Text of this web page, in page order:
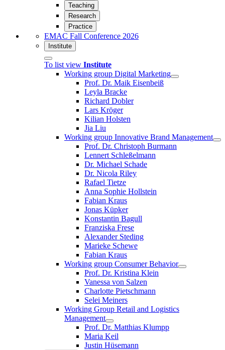
Teaching
Research
Practice
EMAC Fall Conference 2026
Institute
To list view Institute
Working group Digital Marketing
Prof. Dr. Maik Eisenbeiß
Leyla Bracke
Richard Dobler
Lars Kröger
Kilian Holsten
Jia Liu
Working group Innovative Brand Management
Prof. Dr. Christoph Burmann
Lennert Schleßelmann
Dr. Michael Schade
Dr. Nicola Riley
Rafael Tietze
Anna Sophie Hollstein
Fabian Kraus
Jonas Küpker
Konstantin Bagull
Franziska Frese
Alexander Steding
Marieke Schewe
Fabian Kraus
Working group Consumer Behavior
Prof. Dr. Kristina Klein
Vanessa von Salzen
Charlotte Pietschmann
Selei Meiners
Working Group Retail and Logistics
Management
Prof. Dr. Matthias Klumpp
Maria Keil
Justin Hüsemann